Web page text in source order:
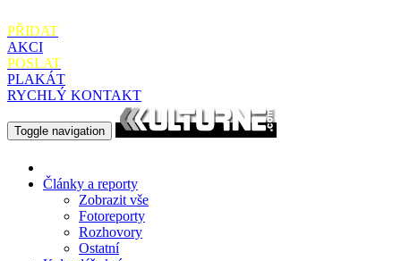
PŘIDAT
AKCI
POSLAT
PLAKÁT
RYCHLÝ KONTAKT
Toggle navigation
Články a reporty
Zobrazit vše
Fotoreporty
Rozhovory
Ostatní